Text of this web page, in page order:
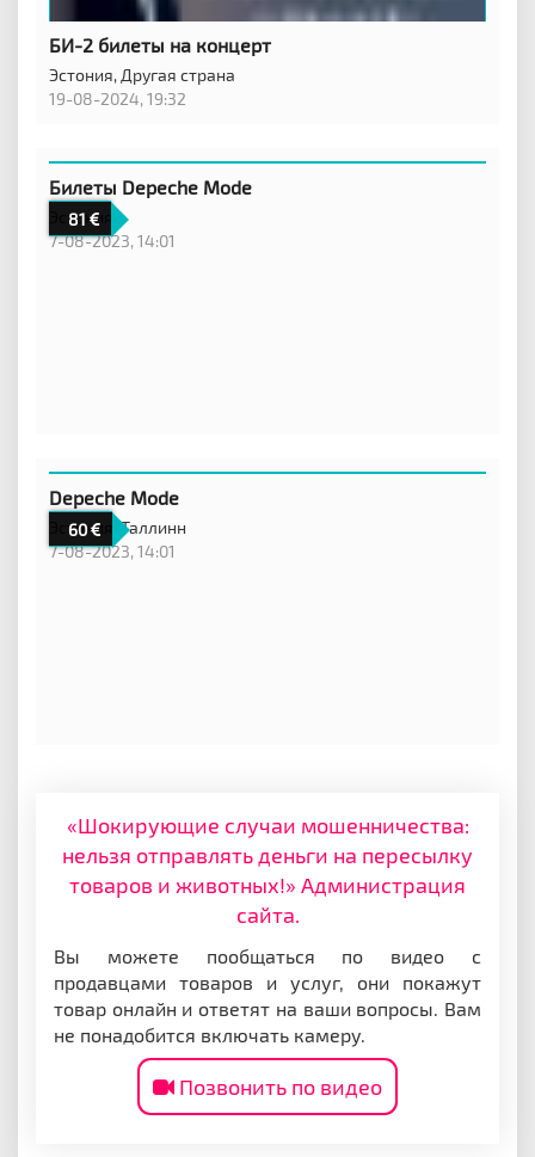
БИ-2 билеты на концерт
Эстония, Другая страна
19-08-2024, 19:32
81
Билеты Depeche Mode
Эстония,
7-08-2023, 14:01
60
Depeche Mode
Эстония,Таллинн
7-08-2023, 14:01
«Шокирующие случаи мошенничества:
нельзя отправлять деньги на пересылку
товаров и животных!» Администрация
сайта.
Вы можете пообщаться по видео с
продавцами товаров и услуг, они покажут
товар онлайн и ответят на ваши вопросы. Вам
не понадобится включать камеру.
Позвонить по видео